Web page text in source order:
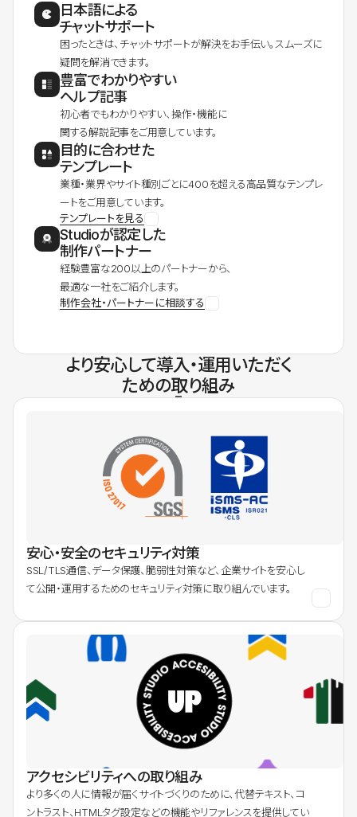
日本語による
チャットサポート
困ったときは、チャットサポートが解決をお手伝い。スムーズに
疑問を解消できます。
豊富でわかりやすい
ヘルプ記事
初心者でもわかりやすい、操作・機能に
関する解説記事をご用意しています。
目的に合わせた
テンプレート
業種・業界やサイト種別ごとに400を超える高品質なテンプレ
ートをご用意しています。
テンプレートを見る
Studioが認定した
制作パートナー
経験豊富な200以上のパートナーから、
最適な一社をご紹介します。
制作会社・パートナーに相談する
より安心して導入・運用いただく
ための取り組み
安心・安全のセキュリティ対策
SSL/TLS通信、データ保護、脆弱性対策など、企業サイトを安心し
て公開・運用するためのセキュリティ対策に取り組んでいます。
アクセシビリティへの取り組み
より多くの人に情報が届くサイトづくりのために、代替テキスト、コ
ントラスト、HTMLタグ設定などの機能やリファレンスを提供してい